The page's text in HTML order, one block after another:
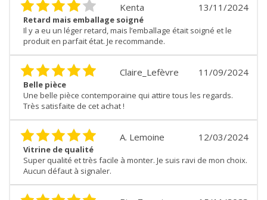
13/11/2024
Kenta
Retard mais emballage soigné
Il y a eu un léger retard, mais l’emballage était soigné et le
produit en parfait état. Je recommande.
11/09/2024
Claire_Lefèvre
Belle pièce
Une belle pièce contemporaine qui attire tous les regards.
Très satisfaite de cet achat !
12/03/2024
A. Lemoine
Vitrine de qualité
Super qualité et très facile à monter. Je suis ravi de mon choix.
Aucun défaut à signaler.